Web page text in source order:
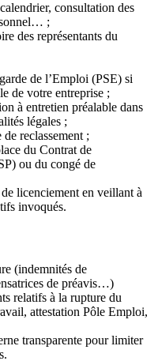
consultation des
;
des représentants du
de l’Emploi (PSE) si
de votre entreprise ;
à entretien préalable dans
légales ;
reclassement ;
du Contrat de
ou du congé de
licenciement en veillant à
invoqués.
(indemnités de
de préavis…)
relatifs à la rupture du
attestation Pôle Emploi,
transparente pour limiter